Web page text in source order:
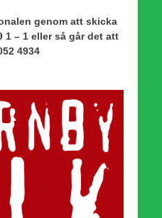
genom att skicka
– 1 eller så går det att
4934